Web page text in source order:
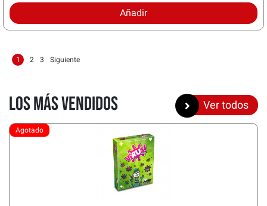
Añadir
1 2 3 Siguiente
Ver todos
Los más vendidos
Agotado